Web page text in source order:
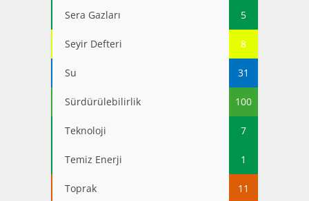
Sera Gazları 5
Seyir Defteri 8
Su 31
Sürdürülebilirlik 100
Teknoloji 7
Temiz Enerji 1
Toprak 11